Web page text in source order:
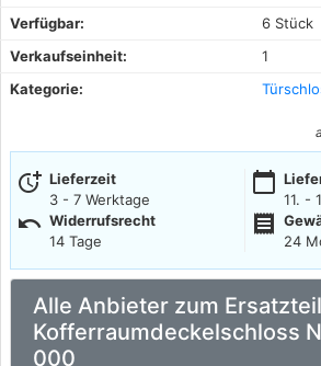
Verfügbar:
6 Stück
Verkaufseinheit:
1
Kategorie:
more_time Lieferzeit
3 - 7 Werktage
calendar_today
11. -
undo Widerrufsrecht
14 Tage
receipt
24
Alle Anbieter zum
Kofferraumdeckelschloss
000